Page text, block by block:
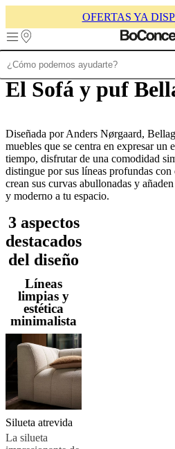
OFERTAS YA
Skip to main content
Muebles SofásSillas Mesas
de
mesasColecciones
de
sillasButacas
ColeccionesBeds
collectionsColecciones
de
de
accesorios
Colección
de
tejidos
pieles Outlet
mueblesEspacios
al
aire
libreEspacios
pequeñosOficinas
en
+
Helena
ChristensenInspiración
al
clienteContactoEntrega
El Sofá y puf
Diseñada por Anders Nørgaard,
muebles que se centra en expresar un
tiempo, disfrutar de una comodidad
distingue por sus líneas profundas con
crean sus curvas abullonadas y
y moderno a tu espacio.
3 aspectos
destacados
del diseño
Líneas
limpias y
estética
minimalista
Silueta atrevida
La silueta